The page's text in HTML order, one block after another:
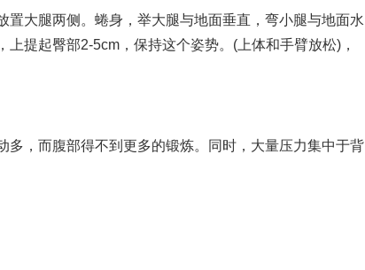
大腿两侧。蜷身，举大腿与地面垂直，弯小腿与地面水
上提起臀部2-5cm，保持这个姿势。(上体和手臂放松)，
，而腹部得不到更多的锻炼。同时，大量压力集中于背